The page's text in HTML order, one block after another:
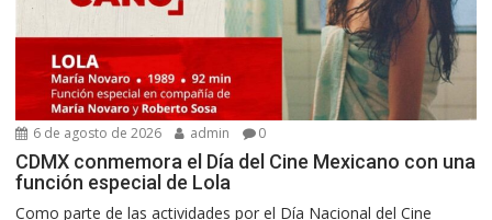
6 de agosto de 2026 admin 0
CDMX conmemora el Día del Cine Mexicano con una
función especial de Lola
Como parte de las actividades por el Día Nacional del Cine